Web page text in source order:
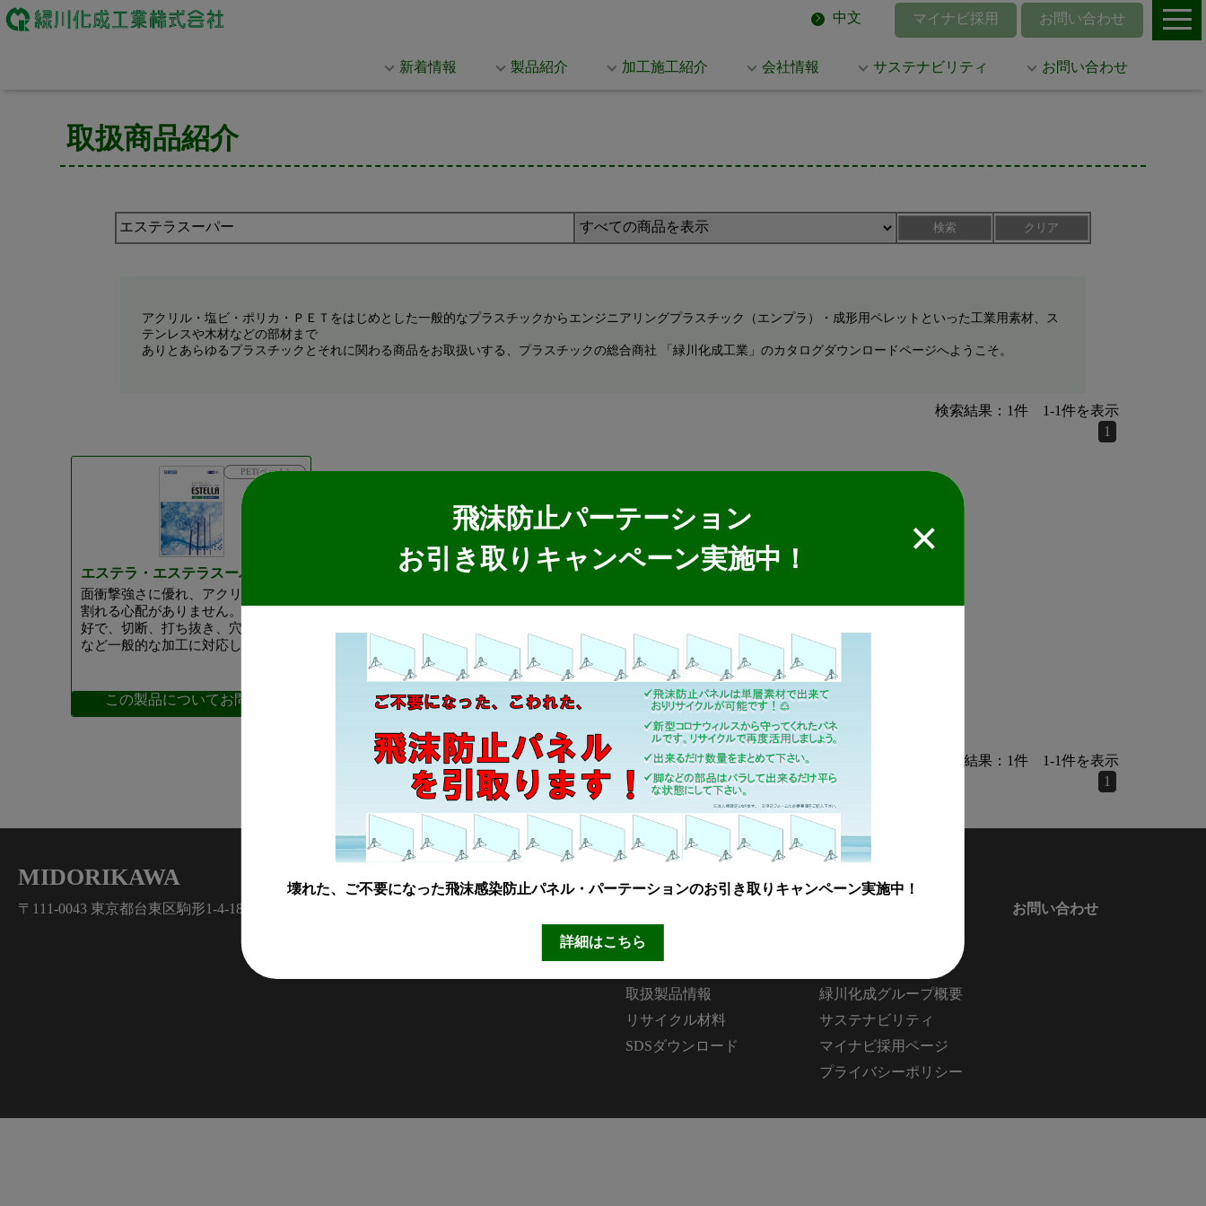
中文 マイナビ採用 お問い合わせ
新着情報 製品紹介 加工施工紹介 会社情報 サステナビリティ お問い合わせ
飛沫防止パーテーション
お引き取りキャンペーン実施中！
壊れた、ご不要になった飛沫感染防止パネル・パーテーションのお引き取りキャンペーン実施中！
詳細はこちら
取扱商品紹介
検索 クリア
アクリル・塩ビ・ポリカ・ＰＥＴをはじめとした一般的なプラスチックからエンジニアリングプラスチック（エンプラ）・成形用ペレットといった工業用素材、ス
テンレスや木材などの部材まで
ありとあらゆるプラスチックとそれに関わる商品をお取扱いする、プラスチックの総合商社 「緑川化成工業」のカタログダウンロードページへようこそ。
検索結果： 1件 1-1件を表示
1
PET(ペット)
エステラ・エステラスーパー
面衝撃強さに優れ、アクリルのように
割れる心配がありません。加工性も良
好で、切断、打ち抜き、穴あけ、曲げ
など一般的な加工に対応します。
この製品についてお問合せ
検索結果： 1件 1-1件を表示
1
MIDORIKAWA
〒111-0043 東京都台東区駒形1-4-18
MKブランド製品
取扱製品情報
リサイクル材料
SDSダウンロード
緑川化成グループ概要
サステナビリティ
マイナビ採用ページ
プライバシーポリシー
お問い合わせ